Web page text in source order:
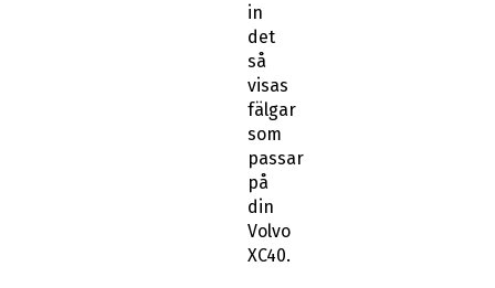
in
det
så
visas
fälgar
som
passar
på
din
Volvo
XC40.